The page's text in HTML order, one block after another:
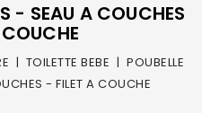
- SEAU A COUCHES
TOILETTE BEBE
POUBELLE
- FILET A COUCHE